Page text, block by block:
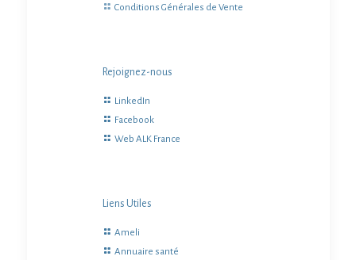
Conditions Générales de Vente
Rejoignez-nous
LinkedIn
Facebook
Web ALK France
Liens Utiles
Ameli
Annuaire santé